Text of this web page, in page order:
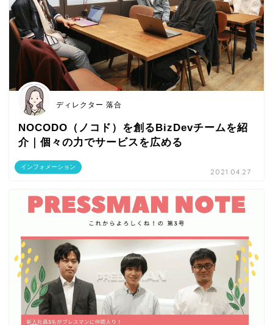
インフォメーション
ディレクター 落合
NOCODO（ノコド）を創るBizDevチームを紹
介｜個々の力でサービスを広める
2021.04.27